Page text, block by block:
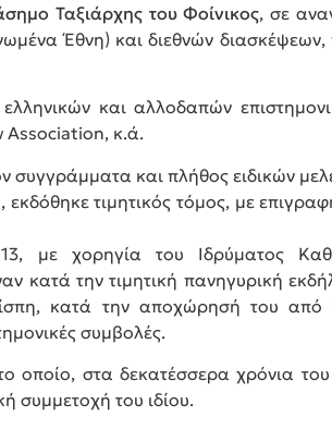
Ταξιάρχης του Φοίνικος, σε
Έθνη) και διεθνών
και αλλοδαπών
Association, κ.ά.
συγγράμματα και πλήθος ειδικών
εκδόθηκε τιμητικός τόμος, με
με χορηγία του Ιδρύματος
κατά την τιμητική πανηγυρική
κατά την αποχώρησή του από
συμβολές.
στα δεκατέσσερα χρόνια του
συμμετοχή του ιδίου.